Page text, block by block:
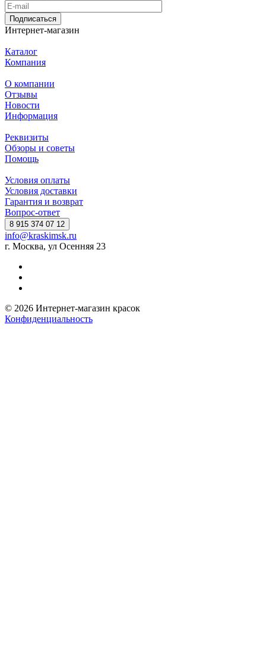
Подписаться
Интернет-магазин
Каталог
Компания
О компании
Отзывы
Новости
Информация
Реквизиты
Обзоры и советы
Помощь
Условия оплаты
Условия доставки
Гарантия и возврат
Вопрос-ответ
8 915 374 07 12
info@kraskimsk.ru
г. Москва, ул Осенняя 23
© 2026 Интернет-магазин красок
Конфиденциальность